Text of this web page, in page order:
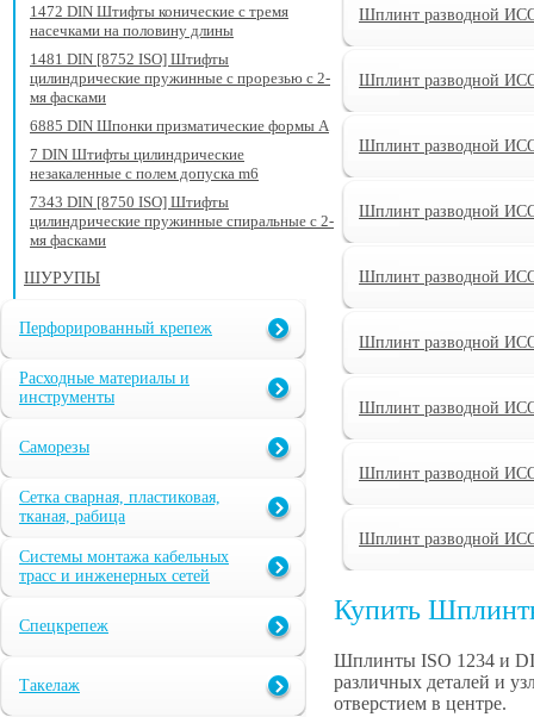
1472 DIN Штифты конические с тремя
насечками на половину длины
1481 DIN [8752 ISO] Штифты
цилиндрические пружинные с прорезью с 2-
мя фасками
6885 DIN Шпонки призматические формы A
7 DIN Штифты цилиндрические
незакаленные с полем допуска m6
7343 DIN [8750 ISO] Штифты
цилиндрические пружинные спиральные с 2-
мя фасками
ШУРУПЫ
Перфорированный крепеж
Расходные материалы и
инструменты
Саморезы
Сетка сварная, пластиковая,
тканая, рабица
Системы монтажа кабельных
трасс и инженерных сетей
Спецкрепеж
Такелаж
Шплинт разводной
Шплинт разводной
Шплинт разводной
Шплинт разводной
Шплинт разводной
Шплинт разводной
Шплинт разводной
Шплинт разводной
Шплинт разводной
Купить
Шплинты ISO 1234 и
различных деталей и
отверстием в центре.